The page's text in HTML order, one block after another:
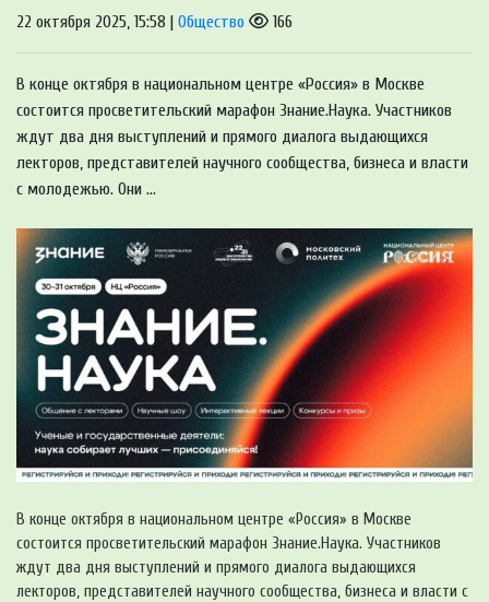
22 октября 2025, 15:58 | Общество 166
В конце октября в национальном центре «Россия» в Москве
состоится просветительский марафон Знание.Наука. Участников
ждут два дня выступлений и прямого диалога выдающихся
лекторов, представителей научного сообщества, бизнеса и власти
с молодежью. Они ...
В конце октября в национальном центре «Россия» в Москве
состоится просветительский марафон Знание.Наука. Участников
ждут два дня выступлений и прямого диалога выдающихся
лекторов, представителей научного сообщества, бизнеса и власти с